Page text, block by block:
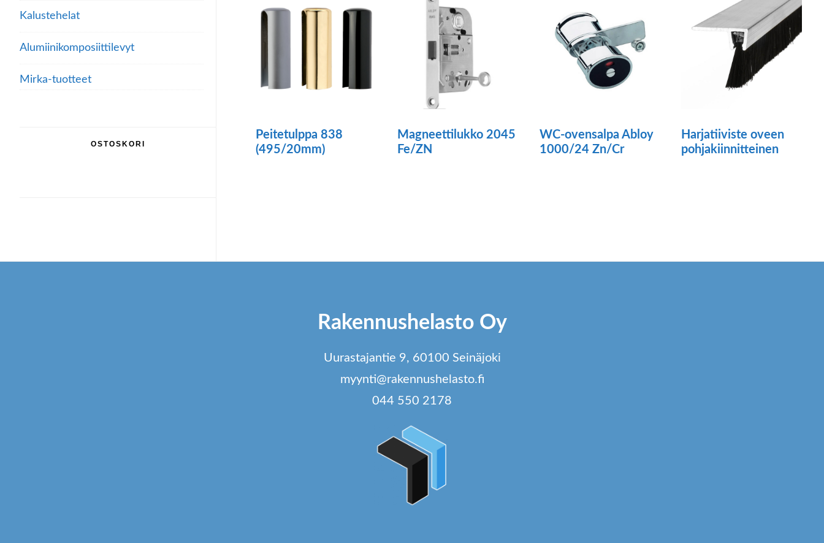
Peitetulppa 838
(495/20mm)
muunnelma.
Magneettilukko 2045
Fe/ZN
WC-ovensalpa Abloy
1000/24 Zn/Cr
Harjatiiviste oveen
pohjakiinnitteinen
muunnelma.
Kalustehelat
Alumiini­komposiitti­levyt
Mirka-tuotteet
OSTOSKORI
Rakennushelasto Oy
Uurastajantie 9, 60100 Seinäjoki
myynti@rakennushelasto.fi
044 550 2178